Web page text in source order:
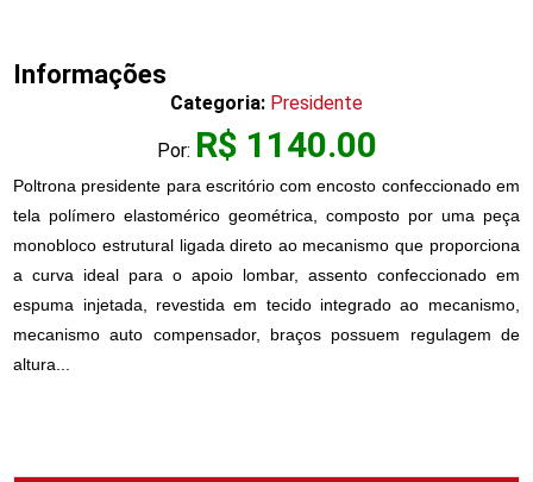
Informações
Categoria: Presidente
Por: R$ 1140.00
Poltrona presidente para escritório com encosto confeccionado em
tela polímero elastomérico geométrica, composto por uma peça
monobloco estrutural ligada direto ao mecanismo que proporciona
a curva ideal para o apoio lombar, assento confeccionado em
espuma injetada, revestida em tecido integrado ao mecanismo,
mecanismo auto compensador, braços possuem regulagem de
altura...